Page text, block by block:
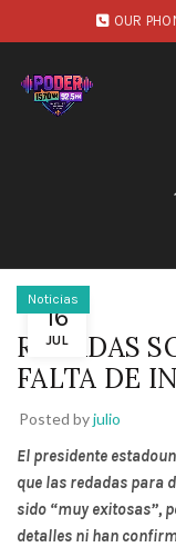
OUR
16
JUL
Noticias
REDADAS
FALTA DE
Posted byjulio
El presidente
que las redadas para
sido “muy exitosas”,
detalles ni han